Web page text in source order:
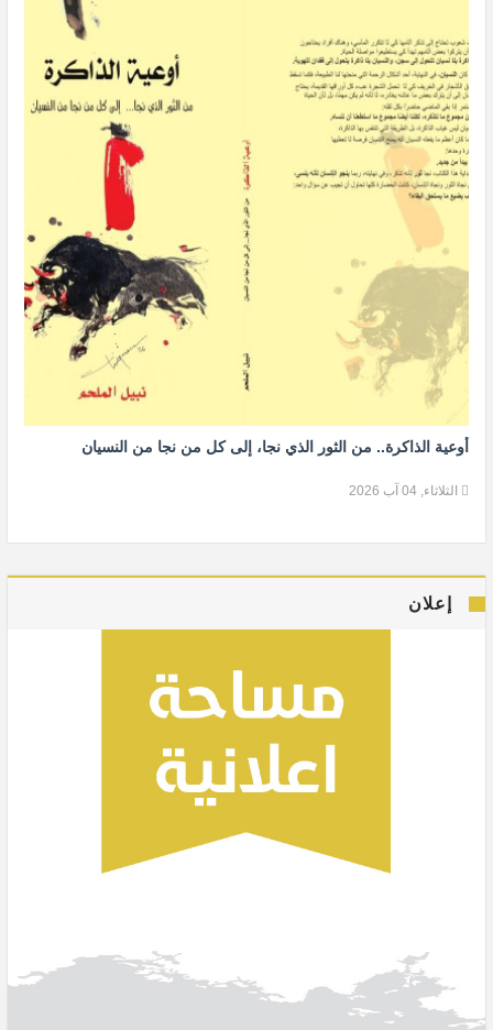
أوعية الذاكرة.. من الثور الذي نجا، إلى كل من نجا من النسيان
الثلاثاء, 04 آب 2026
إعلان